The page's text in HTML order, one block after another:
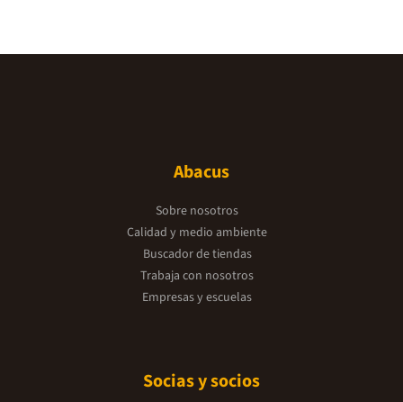
Abacus
Sobre nosotros
Calidad y medio ambiente
Buscador de tiendas
Trabaja con nosotros
Empresas y escuelas
Socias y socios